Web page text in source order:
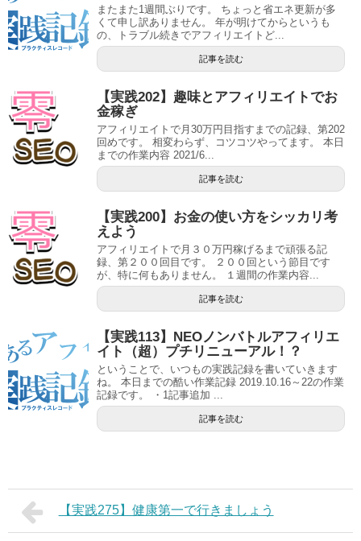
またまた1週間ぶりです。 ちょっと省エネ更新が多
くて申し訳ありません。 年が明けてからというも
の、トラブル続きでアフィリエイトど...
記事を読む
【実践202】趣味とアフィリエイトでお
金稼ぎ
アフィリエイトで月30万円目指すまでの記録、第202
回めです。 相変わらず、コツコツやってます。 本日
までの作業内容 2021/6...
記事を読む
【実践200】お金の使い方をシッカリ考
えよう
アフィリエイトで月３０万円稼げるまで頑張る記
録、第２００回目です。 ２００回という節目です
が、特に何もありません。 １週間の作業内容...
記事を読む
【実践113】NEOノンバトルアフィリエ
イト（超）プチリニューアル！？
ということで、いつもの実践記録を書いていきます
ね。 本日までの酷い作業記録 2019.10.16～22の作業
記録です。 ・1記事追加 ...
記事を読む
【実践275】健康第一で行きましょう